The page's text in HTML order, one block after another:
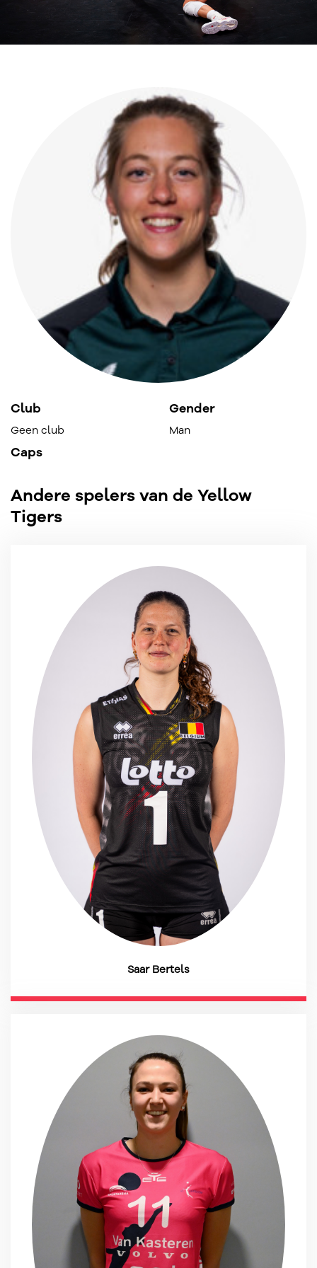
Club
Geen club
Gender
Man
Caps
Andere spelers van de Yellow
Tigers
Saar Bertels